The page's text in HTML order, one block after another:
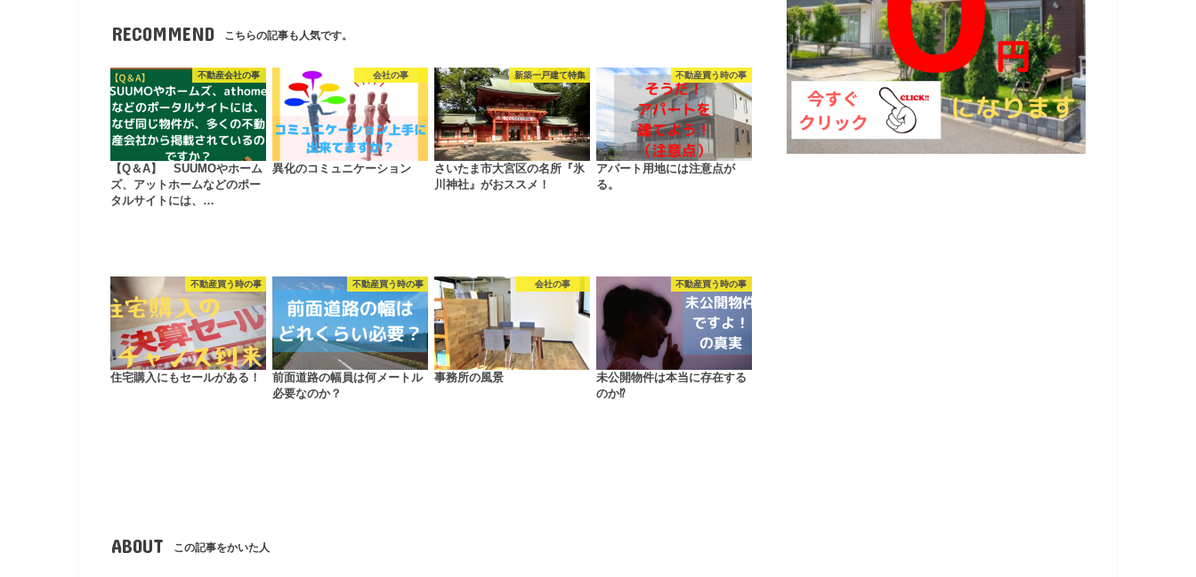
RECOMMEND こちらの記事も人気です。
不動産会社の事
【Q＆A】 SUUMOやホーム
ズ、アットホームなどのポー
タルサイトには、…
会社の事
異化のコミュニケーション
新築一戸建て特集
さいたま市大宮区の名所『氷
川神社』がおススメ！
不動産買う時の事
アパート用地には注意点が
る。
不動産買う時の事
住宅購入にもセールがある！
不動産買う時の事
前面道路の幅員は何メートル
必要なのか？
会社の事
事務所の風景
不動産買う時の事
未公開物件は本当に存在する
のか⁉
ABOUT この記事をかいた人